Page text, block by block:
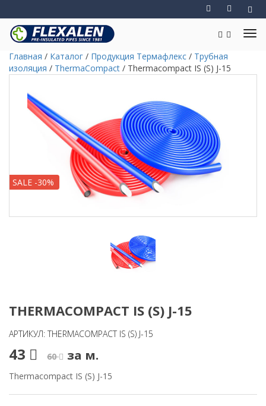
Главная / Каталог / Продукция Термафлекс / Трубная
изоляция / ThermaCompact / Thermacompact IS (S) J-15
SALE -30%
THERMACOMPACT IS (S) J-15
АРТИКУЛ: THERMACOMPACT IS (S) J-15
43 60 за м.
Thermacompact IS (S) J-15